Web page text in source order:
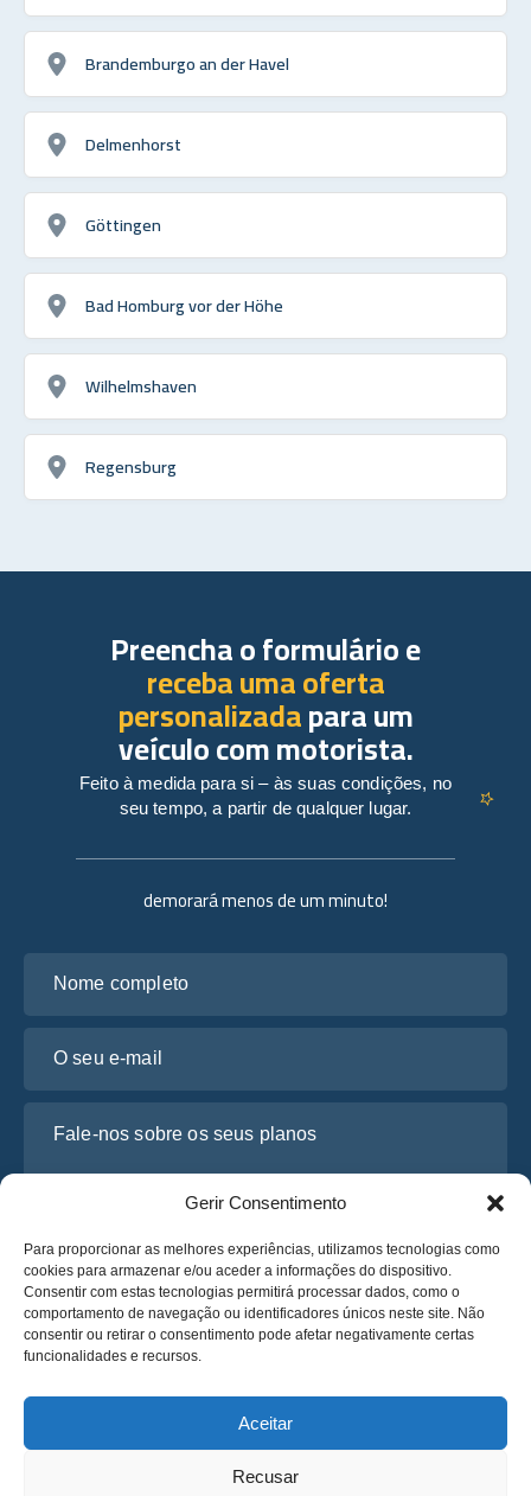
Gerir Consentimento
Para proporcionar as melhores experiências, utilizamos tecnologias como
cookies para armazenar e/ou aceder a informações do dispositivo.
Consentir com estas tecnologias permitirá processar dados, como o
comportamento de navegação ou identificadores únicos neste site. Não
consentir ou retirar o consentimento pode afetar negativamente certas
funcionalidades e recursos.
Aceitar
Recusar
Brandemburgo an der Havel
Delmenhorst
Göttingen
Bad Homburg vor der Höhe
Wilhelmshaven
Regensburg
demorará menos de um minuto!
Li e concordo com a
Obtenha um Orçamento
Obtenha um Orçamento
Preencha o formulário e
receba uma oferta
personalizadapara um
veículo com motorista.
Feito à medida para si – às suas condições, no
seu tempo, a partir de qualquer lugar.